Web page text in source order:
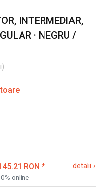
INTERMEDIAR,
· NEGRU /
)
RON *
online
detalii ›